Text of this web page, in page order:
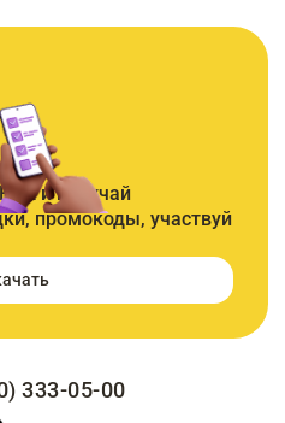
и получай
промокоды, участвуй
333-05-00